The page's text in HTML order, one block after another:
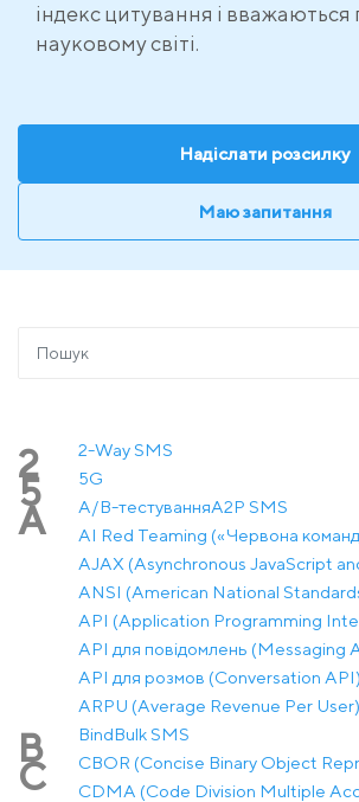
індекс цитування і
науковому світі.
Надіслати розсилку
Маю запитання
2 2-Way SMS
5 5G
A A/B-тестуванняA2P SMS
AI Red Teaming («Червона
AJAX (Asynchronous JavaScript
ANSI (American National
API (Application Programming
API для повідомлень (Messaging
API для розмов (Conversation API)
ARPU (Average Revenue Per User)
B BindBulk SMS
C
CBOR (Concise Binary Object
CDMA (Code Division Multiple